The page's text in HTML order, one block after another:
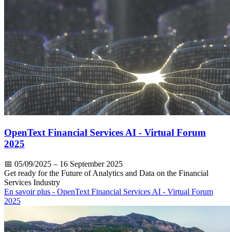
OpenText Financial Services AI - Virtual Forum
2025
📅 05/09/2025 – 16 September 2025
Get ready for the Future of Analytics and Data on the Financial
Services Industry
En savoir plus - OpenText Financial Services AI - Virtual Forum
2025